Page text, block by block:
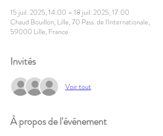
15 juil. 2025, 14:00 – 18 juil. 2025, 17:00
Chaud Bouillon, Lille, 70 Pass. de l'Internationale,
59000 Lille, France
Invités
Voir tout
À propos de l'événement